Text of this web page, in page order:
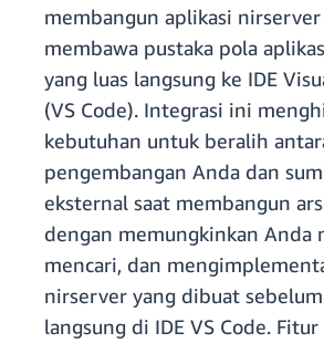
membangun aplikasi
membawa pustaka pola
yang luas langsung ke IDE
(VS Code). Integrasi ini
kebutuhan untuk beralih
pengembangan Anda dan
eksternal saat membangun
dengan memungkinkan Anda
mencari, dan
nirserver yang dibuat
langsung di IDE VS Code.